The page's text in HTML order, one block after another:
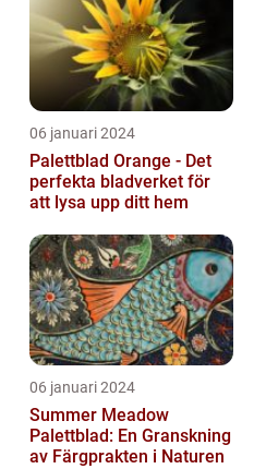
06 januari 2024
Palettblad Orange - Det
perfekta bladverket för
att lysa upp ditt hem
06 januari 2024
Summer Meadow
Palettblad: En Granskning
av Färgprakten i Naturen